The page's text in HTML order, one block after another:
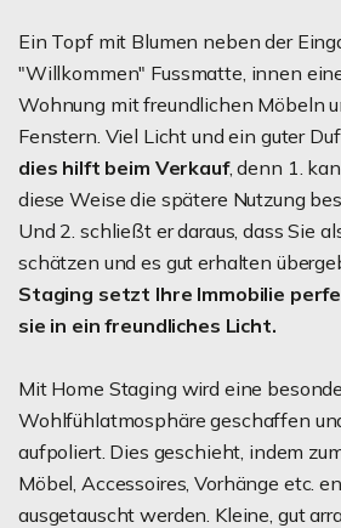
Ein Topf mit Blumen neben der
"Willkommen" Fussmatte, innen
Wohnung mit freundlichen Möbeln
Fenstern. Viel Licht und ein guter
dies hilft beim Verkauf, denn 1.
diese Weise die spätere Nutzung
Und 2. schließt er daraus, dass Sie
schätzen und es gut erhalten
Staging setzt Ihre Immobilie
sie in ein freundliches Licht.
Mit Home Staging wird eine
Wohlfühlatmosphäre geschaffen
aufpoliert. Dies geschieht, indem
Möbel, Accessoires, Vorhänge etc.
ausgetauscht werden. Kleine, gut